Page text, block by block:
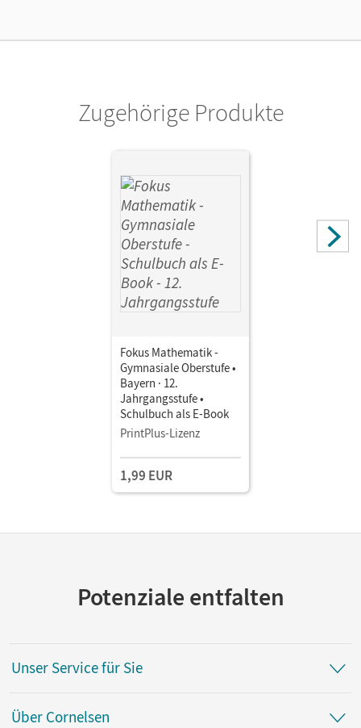
Herausgeber/-in
Scholz, Dietmar; Jahnke, Thomas
Schmähling, Reiner; Borges, Florian; Scheungrab,
Christian; Hammer-Schneider, Katharina; Kilian, Heinrich;
Dörr, Jochen; Schwingenschlögl, Udo; Birner, Gerd
Zugehörige Produkte
Fokus Mathematik -
Gymnasiale Oberstufe •
Bayern · 12.
Jahrgangsstufe •
Schulbuch als E-Book
PrintPlus-Lizenz
1,99 EUR
Potenziale entfalten
Unser Service für Sie
Über Cornelsen